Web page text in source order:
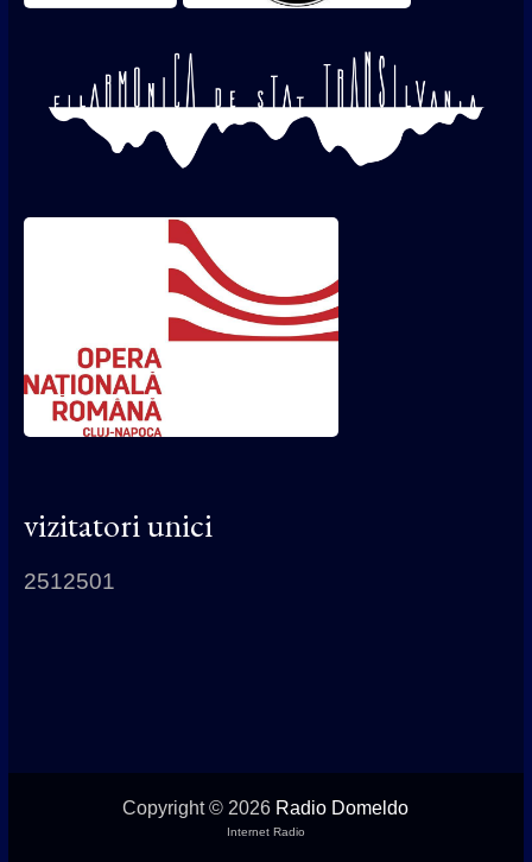
vizitatori unici
2512501
Copyright © 2026 Radio Domeldo
Internet Radio